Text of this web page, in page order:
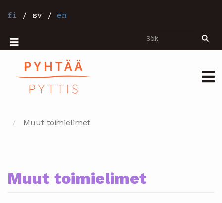
tillfi / sv / en
Sök Sök
Mobiilivalikko
Muut toimielimet
Muut toimielimet